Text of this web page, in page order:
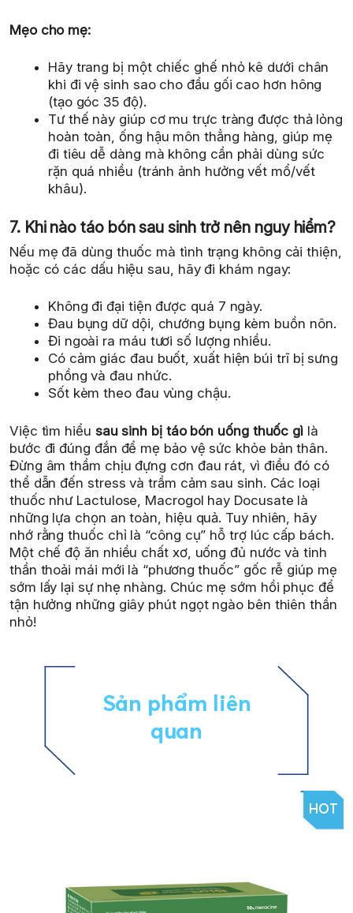
Mẹo cho mẹ:
Hãy trang bị một chiếc ghế nhỏ kê dưới chân
khi đi vệ sinh sao cho đầu gối cao hơn hông
(tạo góc 35 độ).
Tư thế này giúp cơ mu trực tràng được thả lỏng
hoàn toàn, ống hậu môn thẳng hàng, giúp mẹ
đi tiêu dễ dàng mà không cần phải dùng sức
rặn quá nhiều (tránh ảnh hưởng vết mổ/vết
khâu).
7. Khi nào táo bón sau sinh trở nên nguy hiểm?
Nếu mẹ đã dùng thuốc mà tình trạng không cải thiện,
hoặc có các dấu hiệu sau, hãy đi khám ngay:
Không đi đại tiện được quá 7 ngày.
Đau bụng dữ dội, chướng bụng kèm buồn nôn.
Đi ngoài ra máu tươi số lượng nhiều.
Có cảm giác đau buốt, xuất hiện búi trĩ bị sưng
phồng và đau nhức.
Sốt kèm theo đau vùng chậu.
Việc tìm hiểu sau sinh bị táo bón uống thuốc gì là
bước đi đúng đắn để mẹ bảo vệ sức khỏe bản thân.
Đừng âm thầm chịu đựng cơn đau rát, vì điều đó có
thể dẫn đến stress và trầm cảm sau sinh. Các loại
thuốc như Lactulose, Macrogol hay Docusate là
những lựa chọn an toàn, hiệu quả. Tuy nhiên, hãy
nhớ rằng thuốc chỉ là “công cụ” hỗ trợ lúc cấp bách.
Một chế độ ăn nhiều chất xơ, uống đủ nước và tinh
thần thoải mái mới là “phương thuốc” gốc rễ giúp mẹ
sớm lấy lại sự nhẹ nhàng. Chúc mẹ sớm hồi phục để
tận hưởng những giây phút ngọt ngào bên thiên thần
nhỏ!
Sản phẩm liên
quan
HOT